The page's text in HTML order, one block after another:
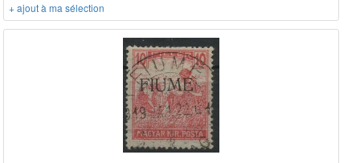
+ ajout à ma sélection